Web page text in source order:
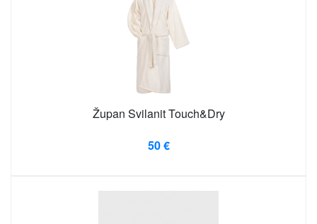
Župan Svilanit Touch&Dry
50 €